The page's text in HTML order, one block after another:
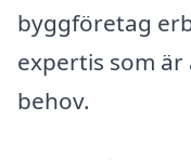
byggföretag
expertis som
behov.